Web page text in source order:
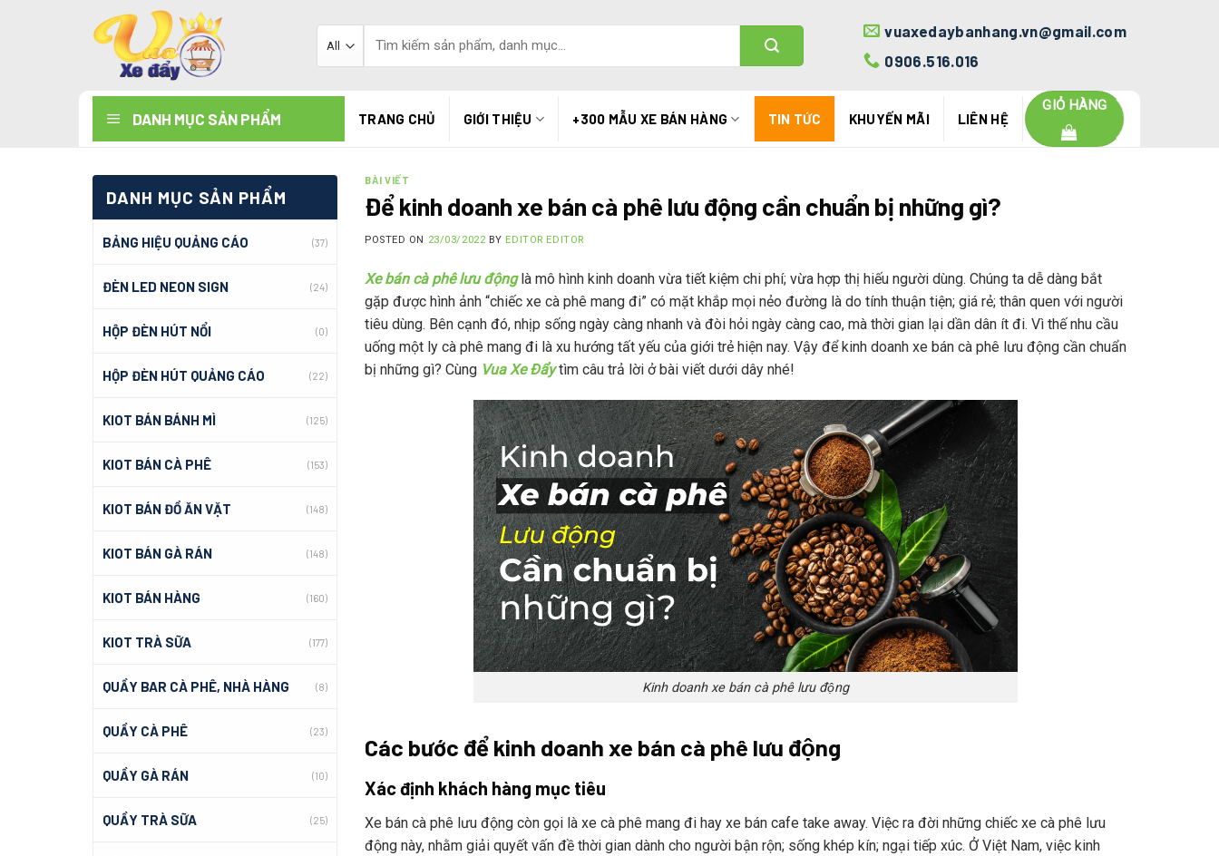
kiếm:
vuaxedaybanhang.vn@gmail.com
0906.516.016
DANH MỤC SẢN PHẨM TRANG CHỦ GIỚI THIỆU +300 MẪU XE BÁN HÀNG TIN TỨC KHUYẾN MÃI LIÊN HỆ
GIỎ HÀNG
DANH MỤC SẢN PHẨM
BẢNG HIỆU QUẢNG CÁO (37)
ĐÈN LED NEON SIGN (24)
HỘP ĐÈN HÚT NỔI (0)
HỘP ĐÈN HÚT QUẢNG CÁO (22)
KIOT BÁN BÁNH MÌ (125)
KIOT BÁN CÀ PHÊ (153)
KIOT BÁN ĐỒ ĂN VẶT (148)
KIOT BÁN GÀ RÁN (148)
KIOT BÁN HÀNG (160)
KIOT TRÀ SỮA (177)
QUẦY BAR CÀ PHÊ, NHÀ HÀNG (8)
QUẦY CÀ PHÊ (23)
QUẦY GÀ RÁN (10)
QUẦY TRÀ SỮA (25)
BÀI VIẾT
Để kinh doanh xe bán cà phê lưu động cần chuẩn bị những gì?
POSTED ON 23/03/2022BY EDITOR EDITOR
Xe bán cà phê lưu động là mô hình kinh doanh vừa tiết kiệm chi phí; vừa hợp thị hiếu người dùng. Chúng ta dễ dàng bắt
gặp được hình ảnh “chiếc xe cà phê mang đi” có mặt khắp mọi nẻo đường là do tính thuận tiện; giá rẻ; thân quen với người
tiêu dùng. Bên cạnh đó, nhịp sống ngày càng nhanh và đòi hỏi ngày càng cao, mà thời gian lại dần dân ít đi. Vì thế nhu cầu
uống một ly cà phê mang đi là xu hướng tất yếu của giới trẻ hiện nay. Vậy để kinh doanh xe bán cà phê lưu động cần chuẩn
bị những gì? Cùng Vua Xe Đẩytìm câu trả lời ở bài viết dưới dây nhé!
Kinh doanh xe bán cà phê lưu động
Các bước để kinh doanh xe bán cà phê lưu động
Xác định khách hàng mục tiêu
Xe bán cà phê lưu động còn gọi là xe cà phê mang đi hay xe bán cafe take away. Việc ra đời những chiếc xe cà phê lưu
động này, nhằm giải quyết vấn đề thời gian dành cho người bận rộn; sống khép kín; ngại tiếp xúc. Ở Việt Nam, việc kinh